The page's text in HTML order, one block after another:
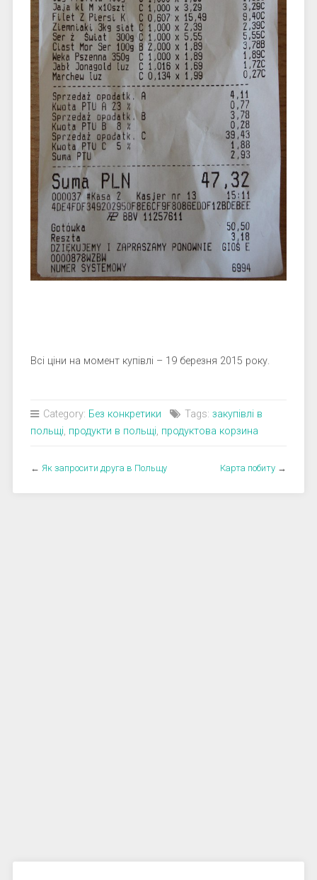
Всі ціни на момент купівлі – 19 березня 2015 року.
Category: Без конкретики Tags: закупівлі в
польщі, продукти в польщі, продуктова корзина
← Як запросити друга в Польщу Карта побиту →